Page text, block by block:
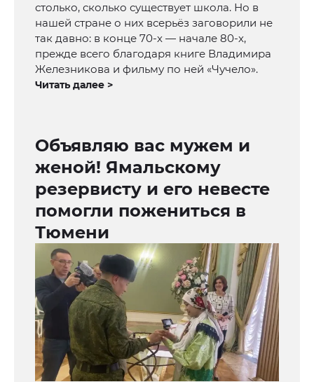
столько, сколько существует школа. Но в
нашей стране о них всерьёз заговорили не
так давно: в конце 70-х — начале 80-х,
прежде всего благодаря книге Владимира
Железникова и фильму по ней «Чучело».
Читать далее >
Объявляю вас мужем и
женой! Ямальскому
резервисту и его невесте
помогли пожениться в
Тюмени